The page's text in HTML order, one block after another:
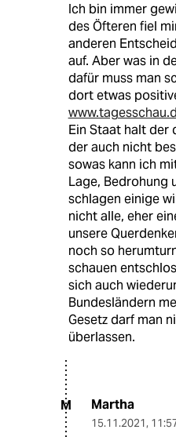
Ich bin immer
des Öfteren fiel
anderen
auf. Aber was in
dafür muss man
dort etwas
Ein Staat halt der
der auch nicht
sowas kann ich
Lage, Bedrohung
schlagen einige
nicht alle, eher
unsere
noch so
schauen
sich auch
Bundesländern
Gesetz darf man
überlassen.
M Martha
15.11.2021,